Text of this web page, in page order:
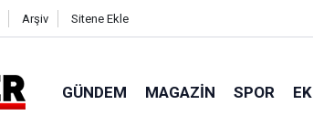
Arşiv Sitene Ekle
GÜNDEM MAGAZIN SPOR